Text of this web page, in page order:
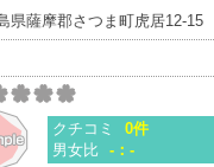
県薩摩郡さつま町虎居12-15
クチコミ
0件
男女比 -：-